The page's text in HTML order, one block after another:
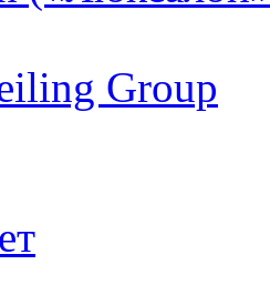
Group